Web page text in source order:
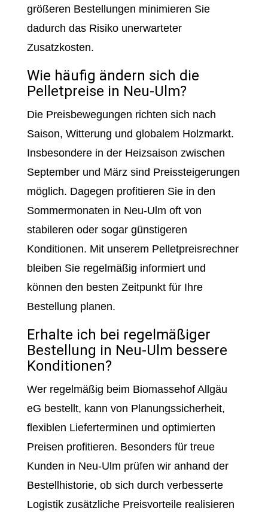
größeren Bestellungen minimieren Sie
dadurch das Risiko unerwarteter
Zusatzkosten.
Wie häufig ändern sich die
Pelletpreise in Neu-Ulm?
Die Preisbewegungen richten sich nach
Saison, Witterung und globalem Holzmarkt.
Insbesondere in der Heizsaison zwischen
September und März sind Preissteigerungen
möglich. Dagegen profitieren Sie in den
Sommermonaten in Neu-Ulm oft von
stabileren oder sogar günstigeren
Konditionen. Mit unserem Pelletpreisrechner
bleiben Sie regelmäßig informiert und
können den besten Zeitpunkt für Ihre
Bestellung planen.
Erhalte ich bei regelmäßiger
Bestellung in Neu-Ulm bessere
Konditionen?
Wer regelmäßig beim Biomassehof Allgäu
eG bestellt, kann von Planungssicherheit,
flexiblen Lieferterminen und optimierten
Preisen profitieren. Besonders für treue
Kunden in Neu-Ulm prüfen wir anhand der
Bestellhistorie, ob sich durch verbesserte
Logistik zusätzliche Preisvorteile realisieren